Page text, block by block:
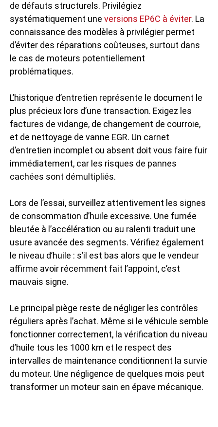
de défauts structurels. Privilégiez
systématiquement une versions EP6C à éviter. La
connaissance des modèles à privilégier permet
d’éviter des réparations coûteuses, surtout dans
le cas de moteurs potentiellement
problématiques.
L’historique d’entretien représente le document le
plus précieux lors d’une transaction. Exigez les
factures de vidange, de changement de courroie,
et de nettoyage de vanne EGR. Un carnet
d’entretien incomplet ou absent doit vous faire fuir
immédiatement, car les risques de pannes
cachées sont démultipliés.
Lors de l’essai, surveillez attentivement les signes
de consommation d’huile excessive. Une fumée
bleutée à l’accélération ou au ralenti traduit une
usure avancée des segments. Vérifiez également
le niveau d’huile : s’il est bas alors que le vendeur
affirme avoir récemment fait l’appoint, c’est
mauvais signe.
Le principal piège reste de négliger les contrôles
réguliers après l’achat. Même si le véhicule semble
fonctionner correctement, la vérification du niveau
d’huile tous les 1000 km et le respect des
intervalles de maintenance conditionnent la survie
du moteur. Une négligence de quelques mois peut
transformer un moteur sain en épave mécanique.